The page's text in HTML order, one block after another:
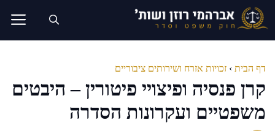
לדלג
לתוכן
דף הבית › זכויות אזרח ושירותים ציבוריים
קרן פנסיה ופיצויי פיטורין – היבטים
משפטיים ועקרונות הסדרה